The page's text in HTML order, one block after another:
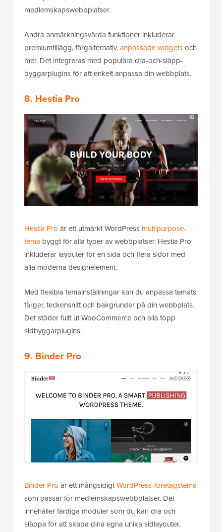
medlemskapswebbplatser.
Andra anmärkningsvärda funktioner inkluderar
premiumtillägg, färgalternativ,anpassade widgetsoch
mer. Det integreras med populära dra-och-släpp-
byggarplugins för att enkelt anpassa din webbplats.
8. Hestia Pro
Hestia Pro är ett utmärkt WordPress multipurpose-
tema byggt för alla typer av webbplatser. Hestia Pro
inkluderar layouter för en sida och flera sidor med
alla moderna designelement.
Med flexibla temainställningar kan du anpassa temats
färger, teckensnitt och bakgrunder på din webbplats.
Det stöder fullt ut WooCommerce och alla topp
sidbyggarplugins.
9. Binder Pro
Binder Pro är ett mångsidigtWordPress-företagstema
som passar för medlemskapswebbplatser. Det
innehåller färdiga moduler som du kan dra och
släppa för att skapa dina egna unika sidlayouter.